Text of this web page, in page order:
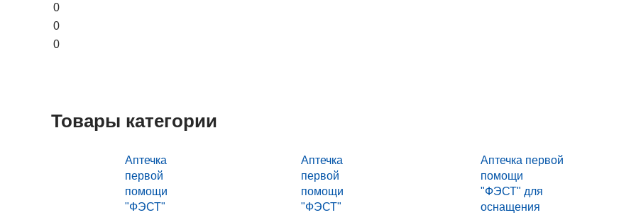
0
0
0
Товары категории
Аптечка
первой
помощи
"ФЭСТ"
Аптечка
первой
помощи
"ФЭСТ"
Аптечка первой
помощи
"ФЭСТ" для
оснащения